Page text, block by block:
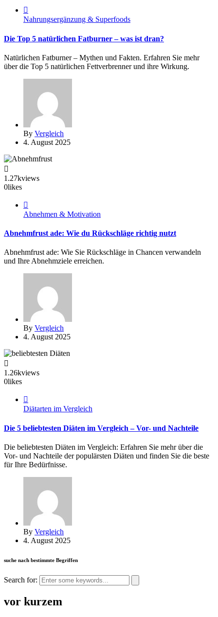
Nahrungsergänzung & Superfoods
Die Top 5 natürlichen Fatburner – was ist dran?
Natürlichen Fatburner – Mythen und Fakten. Erfahren Sie mehr
über die Top 5 natürlichen Fettverbrenner und ihre Wirkung.
By Vergleich
4. August 2025
1.27kviews
0likes
Abnehmen & Motivation
Abnehmfrust ade: Wie du Rückschläge richtig nutzt
Abnehmfrust ade: Wie Sie Rückschläge in Chancen verwandeln
und Ihre Abnehmziele erreichen.
By Vergleich
4. August 2025
1.26kviews
0likes
Diätarten im Vergleich
Die 5 beliebtesten Diäten im Vergleich – Vor- und Nachteile
Die beliebtesten Diäten im Vergleich: Erfahren Sie mehr über die
Vor- und Nachteile der populärsten Diäten und finden Sie die beste
für Ihre Bedürfnisse.
By Vergleich
4. August 2025
suche nach bestimmte Begriffen
Search for:
vor kurzem